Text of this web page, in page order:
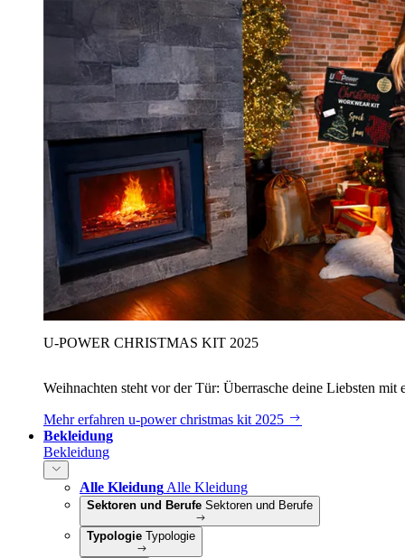
U‑POWER CHRISTMAS KIT 2025
Weihnachten steht vor der Tür: Überrasche deine Liebsten
Mehr erfahren u‑power christmas kit 2025
Bekleidung
Bekleidung
Alle Kleidung Alle Kleidung
Sektoren und Berufe Sektoren und Berufe
Typologie Typologie